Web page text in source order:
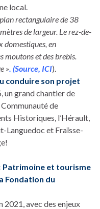
local.
rectangulaire de 38
de largeur. Le rez-de-
domestiques, en
moutons et des brebis.
». (Source, ICI).
conduire son projet
un grand chantier de
de
Historiques, l’Hérault,
Languedoc et Fraïsse-
Patrimoine et tourisme
Fondation du
2021, avec des enjeux